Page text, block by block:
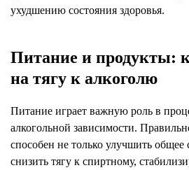
ухудшению состояния здоровья.
Питание и продукты:
на тягу к алкоголю
Питание играет важную роль в
алкогольной зависимости.
способен не только улучшить общее
снизить тягу к спиртному,